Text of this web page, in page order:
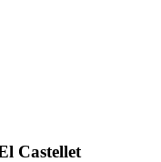
Castellet